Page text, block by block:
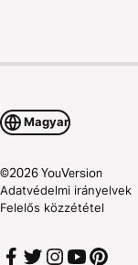
Magyar
©2026YouVersion
Adatvédelmi irányelvek
Felelős közzététel